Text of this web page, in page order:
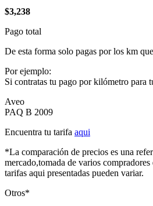
$3,238
Pago total
De esta forma solo pagas por los km
Por ejemplo:
Si contratas tu pago por kilómetro para
Aveo
PAQ B 2009
Encuentra tu tarifa aqui
*La comparación de precios es una
mercado,tomada de varios
tarifas aqui presentadas pueden variar.
Otros*